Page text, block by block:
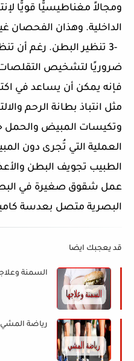
ومجالاً مغناطيسيًّا قويًّا
الداخلية. وهذان الفحصان
-3 تنظير البطن. رغم أن
ضروريًا لتشخيص التقلصات
فإنه يمكن أن يساعد في
مثل انتباذ بطانة الرحم
وتكيسات المبيض والحمل
العملية التي تُجرى دون
الطبيب تجويف البطن
عمل شقوق صغيرة في
البصرية متصل بعدسة
قد يعجبك ايضا
السمنة
رياضة المشي